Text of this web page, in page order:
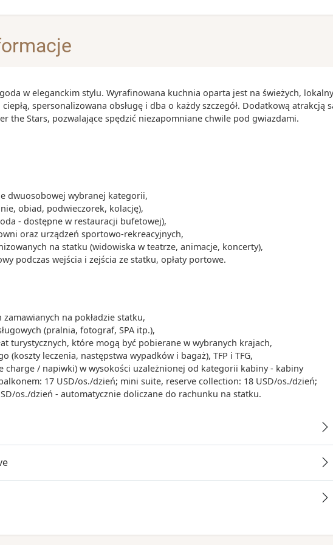
07:00
07:00-16:00
07:00-16:00
-
06:00-00:00
minidań idealnych do
szynka iberico i
w eleganckim stylu. Wyrafinowana kuchnia oparta jest na świeżych,
ciepłą, spersonalizowana obsługę i dba o każdy szczegół. Dodatkową atrakcją
the Stars, pozwalające spędzić niezapomniane chwile pod gwiazdami.
dwuosobowej wybranej kategorii,
obiad, podwieczorek, kolację),
- dostępne w restauracji bufetowej),
oraz urządzeń sportowo-rekreacyjnych,
na statku (widowiska w teatrze, animacje, koncerty),
podczas wejścia i zejścia ze statku, opłaty portowe.
na pokładzie statku,
(pralnia, fotograf, SPA itp.),
turystycznych, które mogą być pobierane w wybranych krajach,
(koszty leczenia, następstwa wypadków i bagaż), TFP i TFG,
charge / napiwki) w wysokości uzależnionej od kategorii kabiny - kabiny
17 USD/os./dzień; mini suite, reserve collection: 18 USD/os./dzień;
os./dzień - automatycznie doliczane do rachunku na statku.